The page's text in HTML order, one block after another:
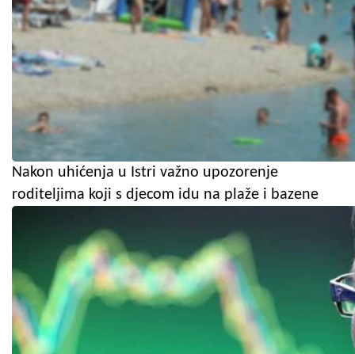
Nakon uhićenja u Istri važno upozorenje
roditeljima koji s djecom idu na plaže i bazene